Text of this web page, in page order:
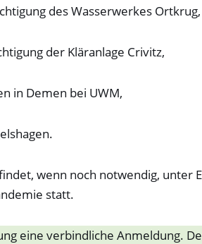
des Wasserwerkes Ortkrug,
der Kläranlage Crivitz,
in Demen bei UWM,
Pingelshagen.
wenn noch notwendig, unter
statt.
eine verbindliche Anmeldung.